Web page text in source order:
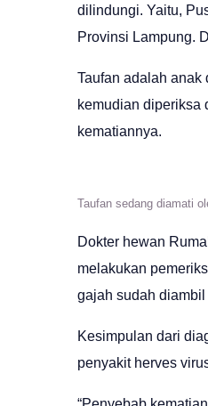
dilindungi. Yaitu,
Provinsi Lampung.
Taufan adalah anak
kemudian diperiksa
kematiannya.
Taufan sedang diamati
Dokter hewan
melakukan
gajah sudah
Kesimpulan dari
penyakit herves